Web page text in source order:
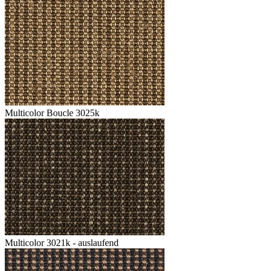
Multicolor Boucle 3025k
Multicolor 3021k - auslaufend